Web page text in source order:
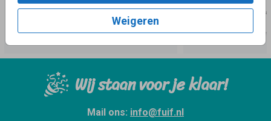
Weigeren
Wij staan voor je klaar!
Mail ons: info@fuif.nl